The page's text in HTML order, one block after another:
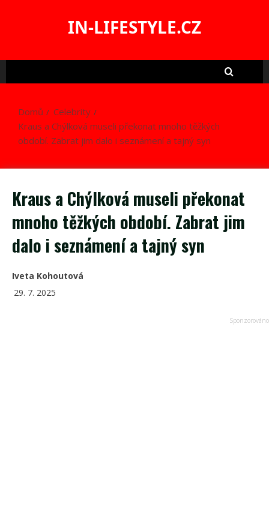
IN-LIFESTYLE.CZ
Domů
Celebrity
Kraus a Chýlková museli překonat mnoho těžkých
období. Zabrat jim dalo i seznámení a tajný syn
Kraus a Chýlková museli překonat
mnoho těžkých období. Zabrat jim
dalo i seznámení a tajný syn
Iveta Kohoutová
29. 7. 2025